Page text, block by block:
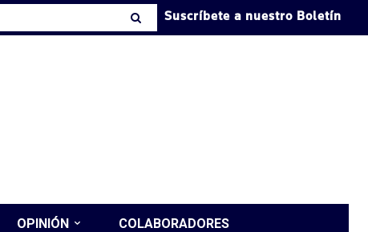
Suscríbete a nuestro Boletín
OPINIÓN COLABORADORES